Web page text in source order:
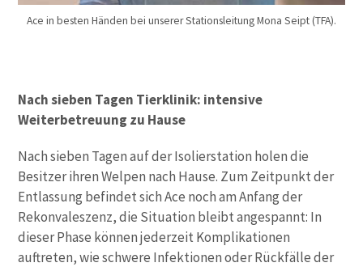
Ace in besten Händen bei unserer Stationsleitung Mona Seipt (TFA).
Nach sieben Tagen Tierklinik: intensive
Weiterbetreuung zu Hause
Nach sieben Tagen auf der Isolierstation holen die
Besitzer ihren Welpen nach Hause. Zum Zeitpunkt der
Entlassung befindet sich Ace noch am Anfang der
Rekonvaleszenz, die Situation bleibt angespannt: In
dieser Phase können jederzeit Komplikationen
auftreten, wie schwere Infektionen oder Rückfälle der